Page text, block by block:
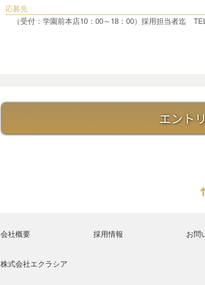
応募先
（受付：学園前本店10：00～18：00）採用担当者迄
会社概要 採用情報 お問
株式会社エクラシア